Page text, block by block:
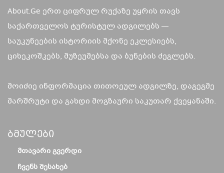
About.Ge ერთ ციფრულ რუქაზე უყრის თავს
საქართველოს ტურისტულ ადგილებს —
საუკუნეების ისტორიის მქონე ეკლესიებს,
ციხეკოშკებს, მუზეუმებსა და ბუნების ძეგლებს.
მოიძიე ინფორმაცია თითოეულ ადგილზე, დაგეგმე
მარშრუტი და გახდი მოგზაური საკუთარ ქვეყანაში.
Ბმულები
ᲛᲗᲐᲕᲐᲠᲘ ᲒᲕᲔᲠᲓᲘ
ᲩᲕᲔᲜᲡ ᲨᲔᲡᲐᲮᲔᲑ